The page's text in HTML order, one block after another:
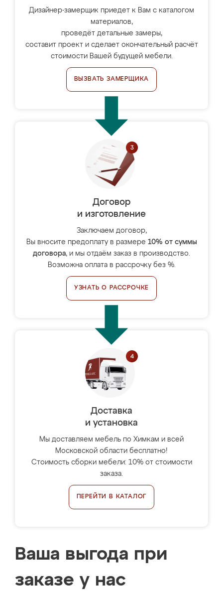
Дизайнер-замерщик приедет к Вам с каталогом
материалов,
проведёт детальные замеры,
составит проект и сделает окончательный расчёт
стоимости Вашей будущей мебели.
ВЫЗВАТЬ ЗАМЕРЩИКА
Договор
и изготовление
Заключаем договор,
Вы вносите предоплату в размере 10% от суммы
договора, и мы отдаём заказ в производство.
Возможна оплата в рассрочку без %.
УЗНАТЬ О РАССРОЧКЕ
Доставка
и установка
Мы доставляем мебель по Химкам и всей
Московской области бесплатно!
Стоимость сборки мебели: 10% от стоимости
заказа.
ПЕРЕЙТИ В КАТАЛОГ
Ваша выгода при
заказе у нас